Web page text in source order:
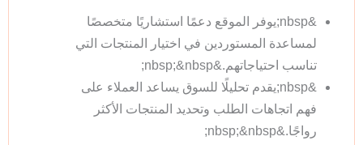
&nbsp;يوفر الموقع دعمًا استشاريًا متخصصًا
لمساعدة المستوردين في اختيار المنتجات التي
تناسب احتياجاتهم.&nbsp;&nbsp;
&nbsp;يقدم تحليلًا للسوق يساعد العملاء على
فهم اتجاهات الطلب وتحديد المنتجات الأكثر
رواجًا.&nbsp;&nbsp;